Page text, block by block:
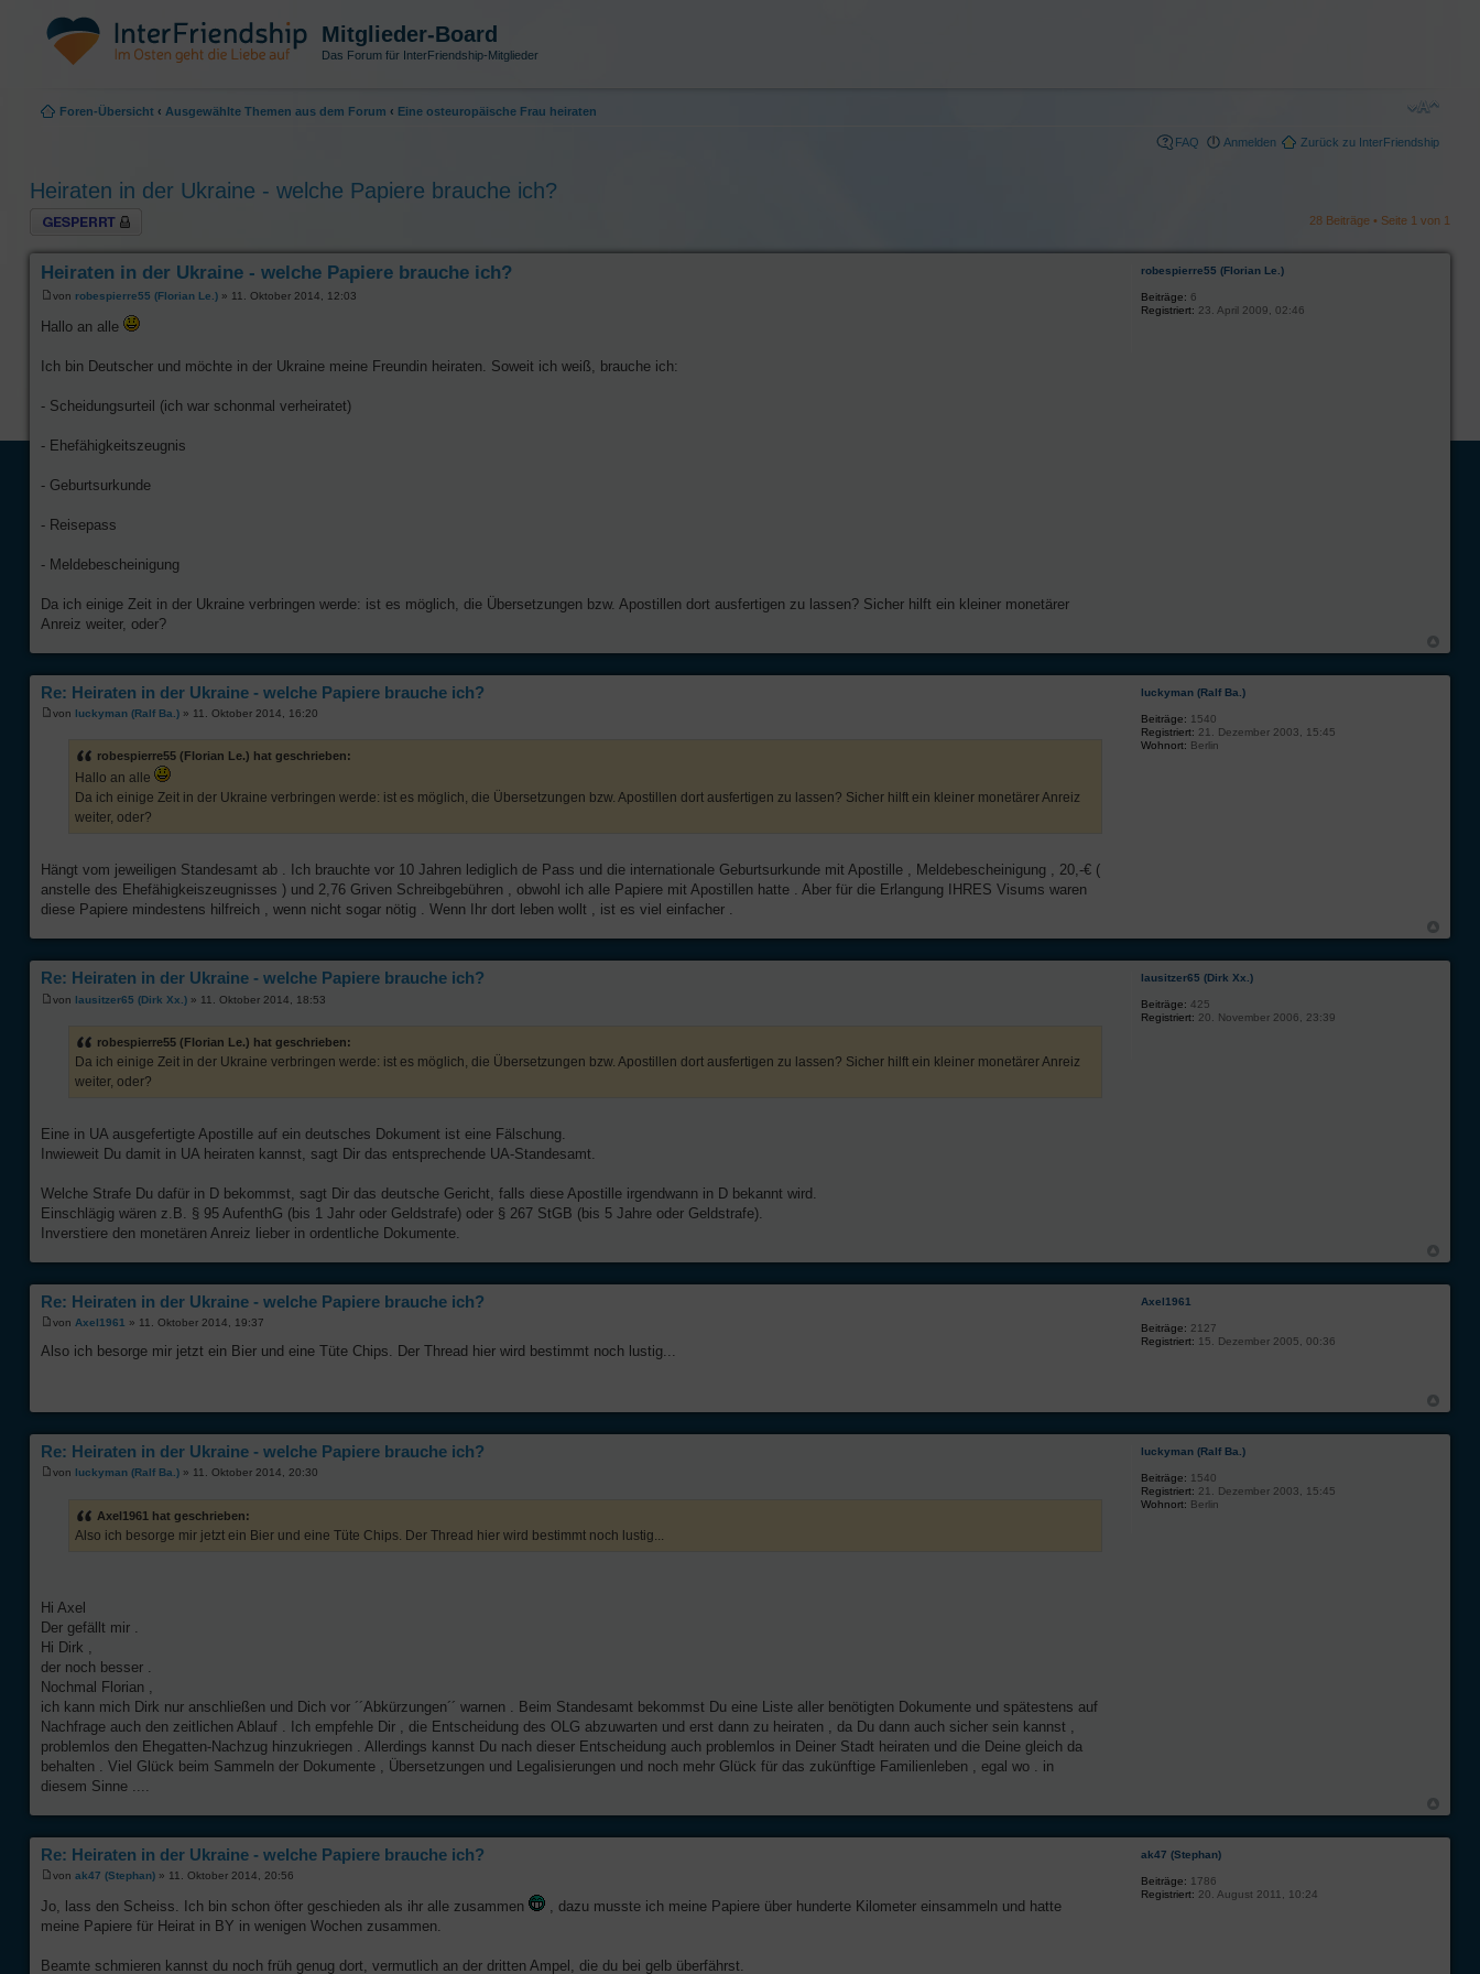
Mitglieder-Board
Das Forum für InterFriendship-Mitglieder
Foren-Übersicht ‹ Ausgewählte Themen aus dem Forum ‹ Eine osteuropäische Frau heiraten
FAQ Anmelden Zurück zu InterFriendship
Heiraten in der Ukraine - welche Papiere brauche ich?
Thema gesperrt 28 Beiträge • Seite 1 von 1
Heiraten in der Ukraine - welche Papiere brauche ich?
von robespierre55 (Florian Le.) » 11. Oktober 2014, 12:03
Hallo an alle
Ich bin Deutscher und möchte in der Ukraine meine Freundin heiraten. Soweit ich weiß, brauche ich:
- Scheidungsurteil (ich war schonmal verheiratet)
- Ehefähigkeitszeugnis
- Geburtsurkunde
- Reisepass
- Meldebescheinigung
Da ich einige Zeit in der Ukraine verbringen werde: ist es möglich, die Übersetzungen bzw. Apostillen dort ausfertigen zu lassen? Sicher hilft ein kleiner monetärer
Anreiz weiter, oder?
robespierre55 (Florian Le.)
Beiträge: 6
Registriert: 23. April 2009, 02:46
Re: Heiraten in der Ukraine - welche Papiere brauche ich?
von luckyman (Ralf Ba.) » 11. Oktober 2014, 16:20
robespierre55 (Florian Le.) hat geschrieben:
Hallo an alle
Da ich einige Zeit in der Ukraine verbringen werde: ist es möglich, die Übersetzungen bzw. Apostillen dort ausfertigen zu lassen? Sicher hilft ein kleiner monetärer Anreiz
weiter, oder?
Hängt vom jeweiligen Standesamt ab . Ich brauchte vor 10 Jahren lediglich de Pass und die internationale Geburtsurkunde mit Apostille , Meldebescheinigung , 20,-€ (
anstelle des Ehefähigkeiszeugnisses ) und 2,76 Griven Schreibgebühren , obwohl ich alle Papiere mit Apostillen hatte . Aber für die Erlangung IHRES Visums waren
diese Papiere mindestens hilfreich , wenn nicht sogar nötig . Wenn Ihr dort leben wollt , ist es viel einfacher .
luckyman (Ralf Ba.)
Beiträge: 1540
Registriert: 21. Dezember 2003, 15:45
Wohnort: Berlin
Re: Heiraten in der Ukraine - welche Papiere brauche ich?
von lausitzer65 (Dirk Xx.) » 11. Oktober 2014, 18:53
robespierre55 (Florian Le.) hat geschrieben:
Da ich einige Zeit in der Ukraine verbringen werde: ist es möglich, die Übersetzungen bzw. Apostillen dort ausfertigen zu lassen? Sicher hilft ein kleiner monetärer Anreiz
weiter, oder?
Eine in UA ausgefertigte Apostille auf ein deutsches Dokument ist eine Fälschung.
Inwieweit Du damit in UA heiraten kannst, sagt Dir das entsprechende UA-Standesamt.
Welche Strafe Du dafür in D bekommst, sagt Dir das deutsche Gericht, falls diese Apostille irgendwann in D bekannt wird.
Einschlägig wären z.B. § 95 AufenthG (bis 1 Jahr oder Geldstrafe) oder § 267 StGB (bis 5 Jahre oder Geldstrafe).
Inverstiere den monetären Anreiz lieber in ordentliche Dokumente.
lausitzer65 (Dirk Xx.)
Beiträge: 425
Registriert: 20. November 2006, 23:39
Re: Heiraten in der Ukraine - welche Papiere brauche ich?
von Axel1961 » 11. Oktober 2014, 19:37
Also ich besorge mir jetzt ein Bier und eine Tüte Chips. Der Thread hier wird bestimmt noch lustig...
Axel1961
Beiträge: 2127
Registriert: 15. Dezember 2005, 00:36
Re: Heiraten in der Ukraine - welche Papiere brauche ich?
von luckyman (Ralf Ba.) » 11. Oktober 2014, 20:30
Axel1961 hat geschrieben:
Also ich besorge mir jetzt ein Bier und eine Tüte Chips. Der Thread hier wird bestimmt noch lustig...
Hi Axel
Der gefällt mir .
Hi Dirk ,
der noch besser .
Nochmal Florian ,
ich kann mich Dirk nur anschließen und Dich vor ´´Abkürzungen´´ warnen . Beim Standesamt bekommst Du eine Liste aller benötigten Dokumente und spätestens auf
Nachfrage auch den zeitlichen Ablauf . Ich empfehle Dir , die Entscheidung des OLG abzuwarten und erst dann zu heiraten , da Du dann auch sicher sein kannst ,
problemlos den Ehegatten-Nachzug hinzukriegen . Allerdings kannst Du nach dieser Entscheidung auch problemlos in Deiner Stadt heiraten und die Deine gleich da
behalten . Viel Glück beim Sammeln der Dokumente , Übersetzungen und Legalisierungen und noch mehr Glück für das zukünftige Familienleben , egal wo . in
diesem Sinne ....
luckyman (Ralf Ba.)
Beiträge: 1540
Registriert: 21. Dezember 2003, 15:45
Wohnort: Berlin
Re: Heiraten in der Ukraine - welche Papiere brauche ich?
von ak47 (Stephan) » 11. Oktober 2014, 20:56
Jo, lass den Scheiss. Ich bin schon öfter geschieden als ihr alle zusammen
, dazu musste ich meine Papiere über hunderte Kilometer einsammeln und hatte
meine Papiere für Heirat in BY in wenigen Wochen zusammen.
Beamte schmieren kannst du noch früh genug dort, vermutlich an der dritten Ampel, die du bei gelb überfährst.
ak47 (Stephan)
Beiträge: 1786
Registriert: 20. August 2011, 10:24